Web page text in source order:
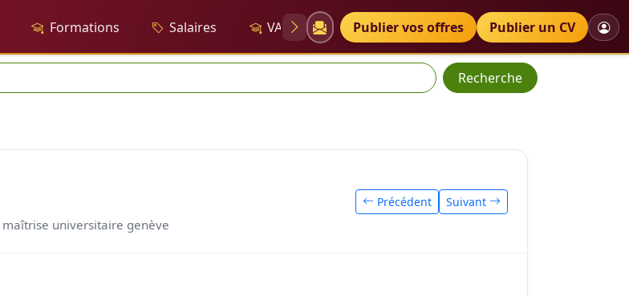
Formations Salaires VAE Diplômes Petites annonces
Publier vos offres Publier un CV
Recherche
maîtrise universitaire genève
Précédent Suivant